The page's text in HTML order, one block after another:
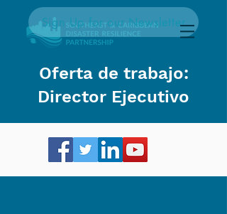
Sign Up for our Newsletter
Oferta de trabajo:
Director Ejecutivo